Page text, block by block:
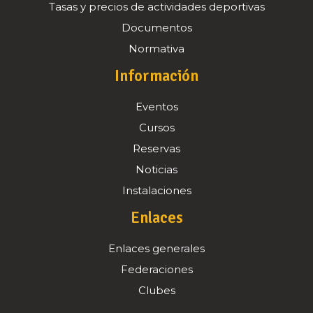
Tasas y precios de actividades deportivas
Documentos
Normativa
Información
Eventos
Cursos
Reservas
Noticias
Instalaciones
Enlaces
Enlaces generales
Federaciones
Clubes